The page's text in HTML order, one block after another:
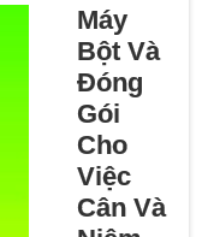
thống điều
khiển PLC
là yếu tố
thiết yếu
để vận
hành các
máy bột
một cách
Máy
Bột Và
Đóng
Gói
Cho
Việc
Cân Và